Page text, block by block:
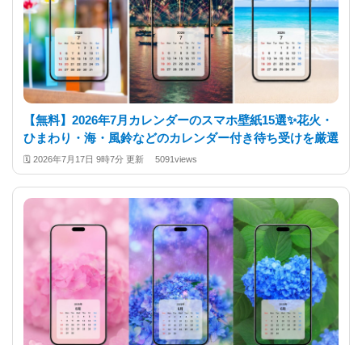
【無料】2026年7月カレンダーのスマホ壁紙15選✨️花火・
ひまわり・海・風鈴などのカレンダー付き待ち受けを厳選
🗓️ 2026年7月17日 9時7分 更新 5091views